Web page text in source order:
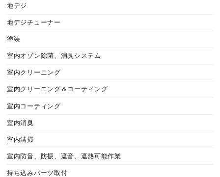
地デジ
地デジチューナー
塗装
室内オゾン除菌、消臭システム
室内クリーニング
室内クリーニング＆コーティング
室内コーティング
室内消臭
室内清掃
室内防音、防振、遮音、遮熱可能作業
持ち込みパーツ取付